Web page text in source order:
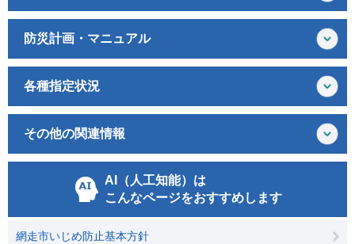
防災計画・マニュアル
各種指定状況
その他の関連情報
AI（人工知能）は
こんなページをおすすめします
網走市いじめ防止基本方針